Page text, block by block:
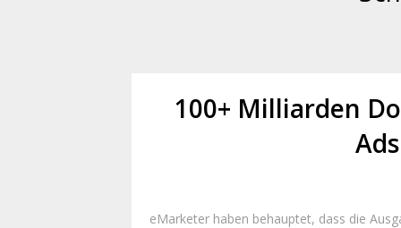
100+ Milliarden
eMarketer haben behauptet, dass die